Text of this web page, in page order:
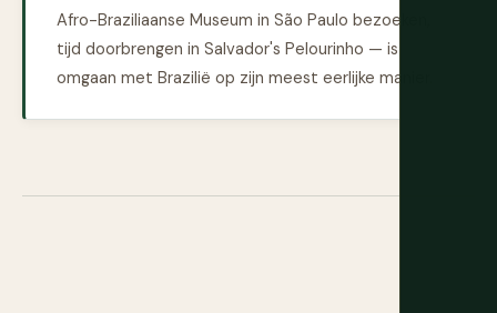
Afro-Braziliaanse Museum in São Paulo bezoeken,
tijd doorbrengen in Salvador's Pelourinho — is
omgaan met Brazilië op zijn meest eerlijke manier.